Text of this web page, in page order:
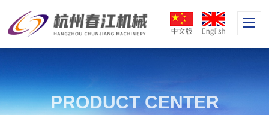
PRODUCT CENTER